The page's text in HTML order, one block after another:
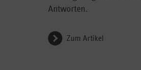
Antworten.
Zum Artikel